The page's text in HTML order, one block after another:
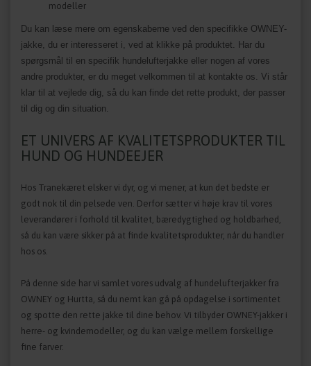
modeller
Du kan læse mere om egenskaberne ved den specifikke OWNEY-
jakke, du er interesseret i, ved at klikke på produktet. Har du
spørgsmål til en specifik hundelufterjakke eller nogen af vores
andre produkter, er du meget velkommen til at kontakte os. Vi står
klar til at vejlede dig, så du kan finde det rette produkt, der passer
til dig og din situation.
ET UNIVERS AF KVALITETSPRODUKTER TIL
HUND OG HUNDEEJER
Hos Tranekæret elsker vi dyr, og vi mener, at kun det bedste er
godt nok til din pelsede ven. Derfor sætter vi høje krav til vores
leverandører i forhold til kvalitet, bæredygtighed og holdbarhed,
så du kan være sikker på at finde kvalitetsprodukter, når du handler
hos os.
På denne side har vi samlet vores udvalg af hundelufterjakker fra
OWNEY og Hurtta, så du nemt kan gå på opdagelse i sortimentet
og spotte den rette jakke til dine behov. Vi tilbyder OWNEY-jakker i
herre- og kvindemodeller, og du kan vælge mellem forskellige
fine farver.